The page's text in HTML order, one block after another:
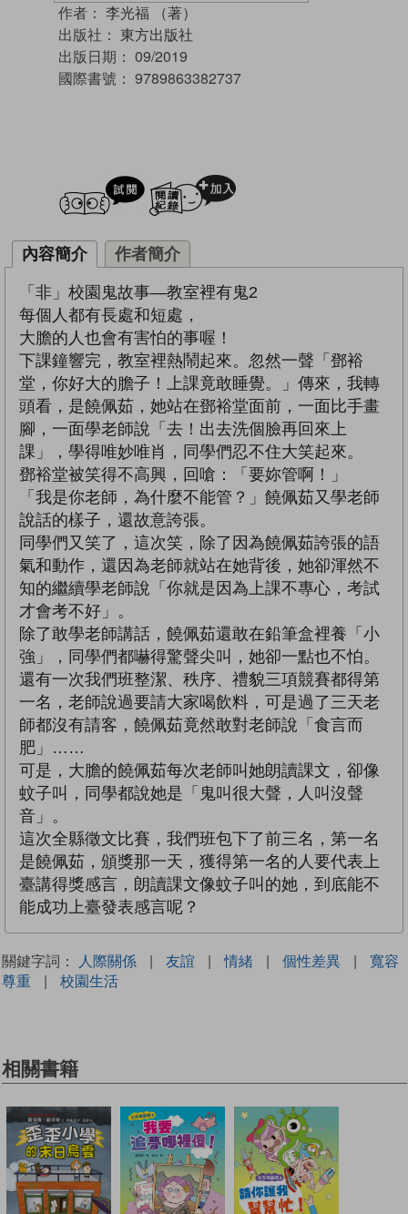
作者： 李光福 （著）
出版社： 東方出版社
出版日期： 09/2019
國際書號： 9789863382737
試閲
內容簡介 作者簡介
「非」校園鬼故事—教室裡有鬼2
每個人都有長處和短處，
大膽的人也會有害怕的事喔！
下課鐘響完，教室裡熱鬧起來。忽然一聲「鄧裕
堂，你好大的膽子！上課竟敢睡覺。」傳來，我轉
頭看，是饒佩茹，她站在鄧裕堂面前，一面比手畫
腳，一面學老師說「去！出去洗個臉再回來上
課」，學得唯妙唯肖，同學們忍不住大笑起來。
鄧裕堂被笑得不高興，回嗆：「要妳管啊！」
「我是你老師，為什麼不能管？」饒佩茹又學老師
說話的樣子，還故意誇張。
同學們又笑了，這次笑，除了因為饒佩茹誇張的語
氣和動作，還因為老師就站在她背後，她卻渾然不
知的繼續學老師說「你就是因為上課不專心，考試
才會考不好」。
除了敢學老師講話，饒佩茹還敢在鉛筆盒裡養「小
強」，同學們都嚇得驚聲尖叫，她卻一點也不怕。
還有一次我們班整潔、秩序、禮貌三項競賽都得第
一名，老師說過要請大家喝飲料，可是過了三天老
師都沒有請客，饒佩茹竟然敢對老師說「食言而
肥」……
可是，大膽的饒佩茹每次老師叫她朗讀課文，卻像
蚊子叫，同學都說她是「鬼叫很大聲，人叫沒聲
音」。
這次全縣徵文比賽，我們班包下了前三名，第一名
是饒佩茹，頒獎那一天，獲得第一名的人要代表上
臺講得獎感言，朗讀課文像蚊子叫的她，到底能不
能成功上臺發表感言呢？
關鍵字詞： 人際關係 | 友誼 | 情緒 | 個性差異 |
寬容
尊重
| 校園生活
相關書籍